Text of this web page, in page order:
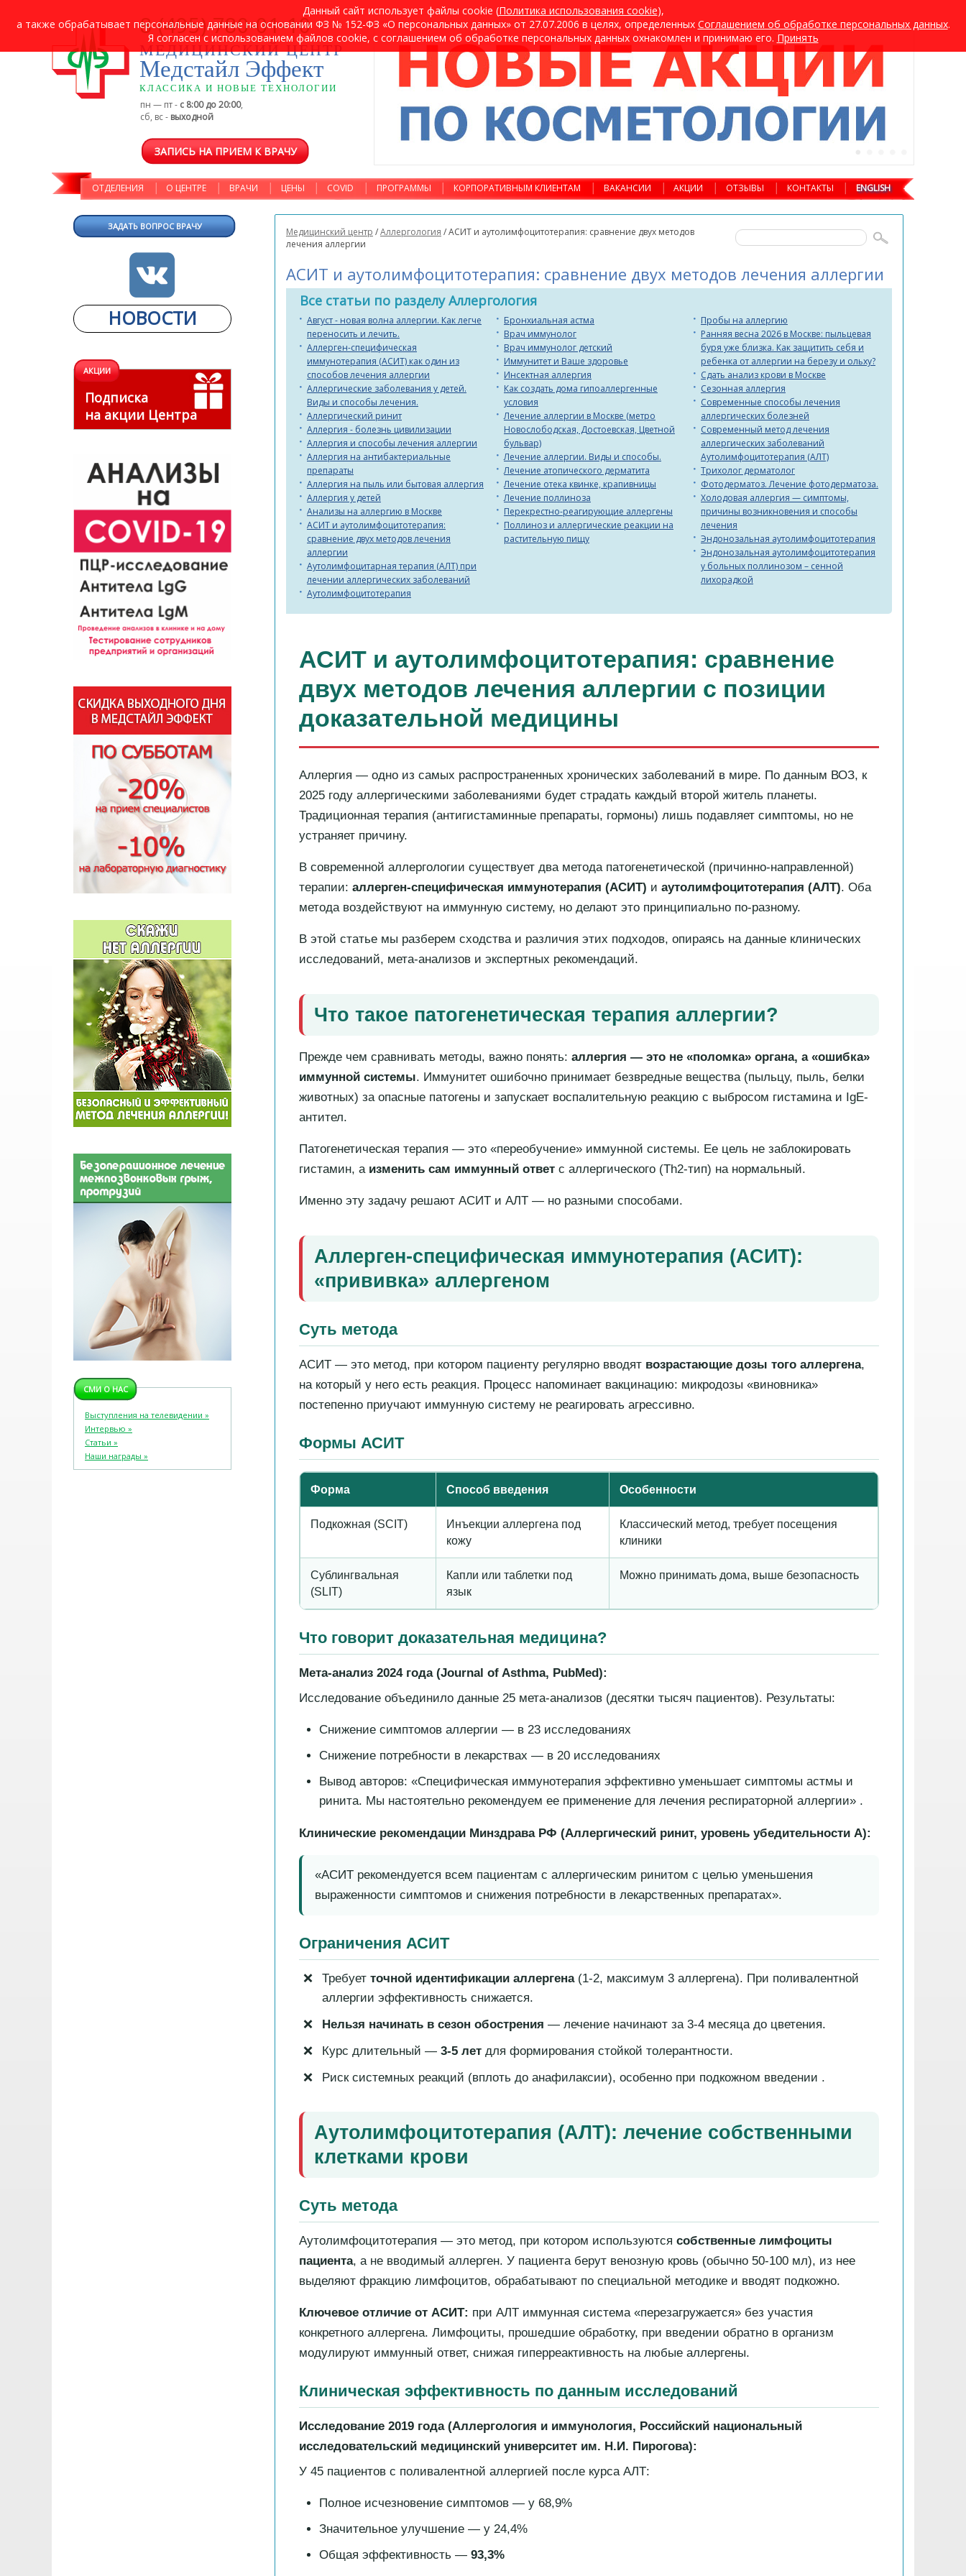
Данный сайт использует файлы cookie (Политика использования cookie),
а также обрабатывает персональные данные на основании ФЗ № 152-ФЗ «О персональных данных» от 27.07.2006 в целях, определенных Cоглашением об обработке персональных данных.
Я согласен с использованием файлов cookie, с соглашением об обработке персональных данных охнакомлен и принимаю его. Принять
МЕДИЦИНСКИЙ ЦЕНТР
Медстайл Эффект
КЛАССИКА И НОВЫЕ ТЕХНОЛОГИИ
8 (495) 780-01-10
пн — пт - с 8:00 до 20:00,
сб, вс - выходной
ЗАПИСЬ НА ПРИЕМ К ВРАЧУ
ОТДЕЛЕНИЯ О ЦЕНТРЕ ВРАЧИ ЦЕНЫ COVID ПРОГРАММЫ КОРПОРАТИВНЫМ КЛИЕНТАМ ВАКАНСИИ АКЦИИ ОТЗЫВЫ КОНТАКТЫ ENGLISH
Медицинский центр /Аллергология /АСИТ и аутолимфоцитотерапия: сравнение двух методов
лечения аллергии
АСИТ и аутолимфоцитотерапия: сравнение двух методов лечения аллергии
Все статьи по разделу Аллергология
Август - новая волна аллергии. Как легче
переносить и лечить.
Аллерген-специфическая
иммунотерапия (АСИТ) как один из
способов лечения аллергии
Аллергические заболевания у детей.
Виды и способы лечения.
Аллергический ринит
Аллергия - болезнь цивилизации
Аллергия и способы лечения аллергии
Аллергия на антибактериальные
препараты
Аллергия на пыль или бытовая аллергия
Аллергия у детей
Анализы на аллергию в Москве
АСИТ и аутолимфоцитотерапия:
сравнение двух методов лечения
аллергии
Аутолимфоцитарная терапия (АЛТ) при
лечении аллергических заболеваний
Аутолимфоцитотерапия
Бронхиальная астма
Врач иммунолог
Врач иммунолог детский
Иммунитет и Ваше здоровье
Инсектная аллергия
Как создать дома гипоаллергенные
условия
Лечение аллергии в Москве (метро
Новослободская, Достоевская, Цветной
бульвар)
Лечение аллергии. Виды и способы.
Лечение атопического дерматита
Лечение отека квинке, крапивницы
Лечение поллиноза
Перекрестно-реагирующие аллергены
Поллиноз и аллергические реакции на
растительную пищу
Пробы на аллергию
Ранняя весна 2026 в Москве: пыльцевая
буря уже близка. Как защитить себя и
ребенка от аллергии на березу и ольху?
Сдать анализ крови в Москве
Сезонная аллергия
Современные способы лечения
аллергических болезней
Современный метод лечения
аллергических заболеваний
Аутолимфоцитотерапия (АЛТ)
Трихолог дерматолог
Фотодерматоз. Лечение фотодерматоза.
Холодовая аллергия — cимптомы,
причины возникновения и способы
лечения
Эндонозальная аутолимфоцитотерапия
Эндонозальная аутолимфоцитотерапия
у больных поллинозом – сенной
лихорадкой
АСИТ и аутолимфоцитотерапия: сравнение
двух методов лечения аллергии с позиции
доказательной медицины
Аллергия — одно из самых распространенных хронических заболеваний в мире. По данным ВОЗ, к
2025 году аллергическими заболеваниями будет страдать каждый второй житель планеты.
Традиционная терапия (антигистаминные препараты, гормоны) лишь подавляет симптомы, но не
устраняет причину.
В современной аллергологии существует два метода патогенетической (причинно-направленной)
терапии: аллерген-специфическая иммунотерапия (АСИТ) и аутолимфоцитотерапия (АЛТ). Оба
метода воздействуют на иммунную систему, но делают это принципиально по-разному.
В этой статье мы разберем сходства и различия этих подходов, опираясь на данные клинических
исследований, мета-анализов и экспертных рекомендаций.
Что такое патогенетическая терапия аллергии?
Прежде чем сравнивать методы, важно понять: аллергия — это не «поломка» органа, а «ошибка»
иммунной системы. Иммунитет ошибочно принимает безвредные вещества (пыльцу, пыль, белки
животных) за опасные патогены и запускает воспалительную реакцию с выбросом гистамина и IgE-
антител.
Патогенетическая терапия — это «переобучение» иммунной системы. Ее цель не заблокировать
гистамин, а изменить сам иммунный ответ с аллергического (Th2-тип) на нормальный.
Именно эту задачу решают АСИТ и АЛТ — но разными способами.
Аллерген-специфическая иммунотерапия (АСИТ):
«прививка» аллергеном
Суть метода
АСИТ — это метод, при котором пациенту регулярно вводят возрастающие дозы того аллергена,
на который у него есть реакция. Процесс напоминает вакцинацию: микродозы «виновника»
постепенно приучают иммунную систему не реагировать агрессивно.
Формы АСИТ
Форма Способ введения Особенности
Подкожная (SCIT)
Инъекции аллергена под
кожу
Классический метод, требует посещения
клиники
Сублингвальная
(SLIT)
Капли или таблетки под
язык
Можно принимать дома, выше безопасность
Что говорит доказательная медицина?
Мета-анализ 2024 года (Journal of Asthma, PubMed):
Исследование объединило данные 25 мета-анализов (десятки тысяч пациентов). Результаты:
Снижение симптомов аллергии — в 23 исследованиях
Снижение потребности в лекарствах — в 20 исследованиях
Вывод авторов: «Специфическая иммунотерапия эффективно уменьшает симптомы астмы и
ринита. Мы настоятельно рекомендуем ее применение для лечения респираторной аллергии» .
Клинические рекомендации Минздрава РФ (Аллергический ринит, уровень убедительности A):
«АСИТ рекомендуется всем пациентам с аллергическим ринитом с целью уменьшения
выраженности симптомов и снижения потребности в лекарственных препаратах».
Ограничения АСИТ
Требует точной идентификации аллергена(1-2, максимум 3 аллергена). При поливалентной
аллергии эффективность снижается.
Нельзя начинать в сезон обострения — лечение начинают за 3-4 месяца до цветения.
Курс длительный — 3-5 лет для формирования стойкой толерантности.
Риск системных реакций (вплоть до анафилаксии), особенно при подкожном введении .
Аутолимфоцитотерапия (АЛТ): лечение собственными
клетками крови
Суть метода
Аутолимфоцитотерапия — это метод, при котором используются собственные лимфоциты
пациента, а не вводимый аллерген. У пациента берут венозную кровь (обычно 50-100 мл), из нее
выделяют фракцию лимфоцитов, обрабатывают по специальной методике и вводят подкожно.
Ключевое отличие от АСИТ: при АЛТ иммунная система «перезагружается» без участия
конкретного аллергена. Лимфоциты, прошедшие обработку, при введении обратно в организм
модулируют иммунный ответ, снижая гиперреактивность на любые аллергены.
Клиническая эффективность по данным исследований
Исследование 2019 года (Аллергология и иммунология, Российский национальный
исследовательский медицинский университет им. Н.И. Пирогова):
У 45 пациентов с поливалентной аллергией после курса АЛТ:
Полное исчезновение симптомов — у 68,9%
Значительное улучшение — у 24,4%
Общая эффективность — 93,3%
ЗАДАТЬ ВОПРОС ВРАЧУ
НОВОСТИ
АКЦИИ
Подписка
на акции Центра
СМИ О НАС
Выступления на телевидении »
Интервью »
Статьи »
Наши награды »